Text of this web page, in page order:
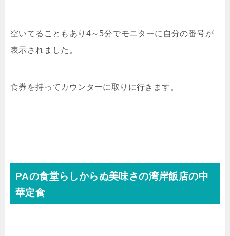
空いてることもあり4～5分でモニターに自分の番号が
表示されました。
食券を持ってカウンターに取りに行きます。
PAの食堂らしからぬ美味さの湾岸飯店の中
華定食